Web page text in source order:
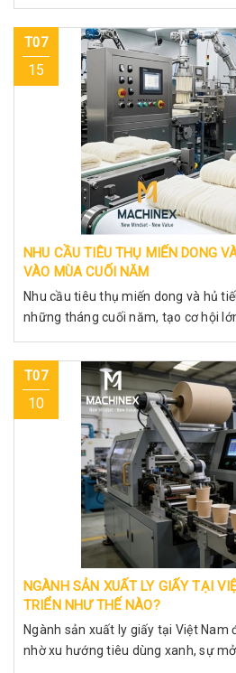
T07
15
NHU CẦU TIÊU THỤ MIẾN DONG
VÀO MÙA CUỐI NĂM
Nhu cầu tiêu thụ miến dong và hủ
những tháng cuối năm, tạo cơ hội lớn
T07
10
NGÀNH SẢN XUẤT LY GIẤY TẠI
TRIỂN NHƯ THẾ NÀO?
Ngành sản xuất ly giấy tại Việt Nam
nhờ xu hướng tiêu dùng xanh, sự mở